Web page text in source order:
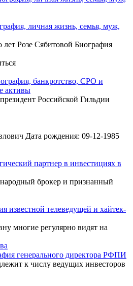
личная жизнь, семья, муж,
лет Розе Сябитовой Биография
банкротство, СРО и
активы
Российской Гильдии
Дата рождения: 09-12-1985
партнер в инвестициях в
брокер и признанный
известной телеведущей и хайтек-
многие регулярно видят на
генерального директора РФПИ
к числу ведущих инвесторов